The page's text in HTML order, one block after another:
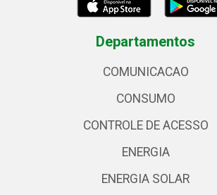
Departamentos
COMUNICACAO
CONSUMO
CONTROLE DE ACESSO
ENERGIA
ENERGIA SOLAR